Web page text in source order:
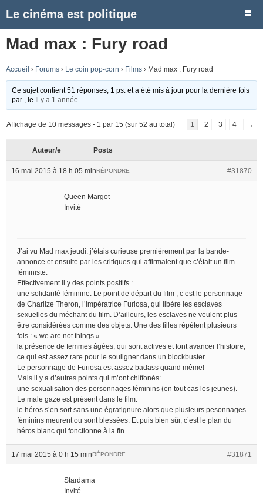
Le cinéma est politique
Mad max : Fury road
Accueil › Forums › Le coin pop-corn › Films › Mad max : Fury road
Ce sujet contient 51 réponses, 1 ps. et a été mis à jour pour la dernière fois
par
, le Il y a 1 année
Affichage de 10 messages - 1 par 15 (sur 52 au total) 1 2 3 4 →
Auteur/e Posts
16 mai 2015 à 18 h 05 min #31870
RÉPONDRE
Queen Margot
Invité
J’ai vu Mad max jeudi. j’étais curieuse premièrement par la bande-
annonce et ensuite par les critiques qui affirmaient que c’était un film
féministe.
Effectivement il y des points positifs :
une solidarité féminine. Le point de départ du film , c’est le personnage
de Charlize Theron, l’impératrice Furiosa, qui libère les esclaves
sexuelles du méchant du film. D’ailleurs, les esclaves ne veulent plus
être considérées comme des objets. Une des filles répètent plusieurs
fois : « we are not things ».
la présence de femmes âgées, qui sont actives et font avancer l’histoire,
ce qui est assez rare pour le souligner dans un blockbuster.
Le personnage de Furiosa est assez badass quand même!
Mais il y a d’autres points qui m’ont chiffonés:
une sexualisation des personnages féminins (en tout cas les jeunes).
Le male gaze est présent dans le film.
le héros s’en sort sans une égratignure alors que plusieurs pesonnages
féminins meurent ou sont blessées. Et puis bien sûr, c’est le plan du
héros blanc qui fonctionne à la fin…
17 mai 2015 à 0 h 15 min #31871
RÉPONDRE
Stardama
Invité